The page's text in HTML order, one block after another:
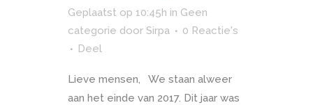
Geplaatst op 10:45h in Geen
categorie door Sirpa
0 Reactie's
Deel
Lieve mensen, We staan alweer
aan het einde van 2017. Dit jaar was